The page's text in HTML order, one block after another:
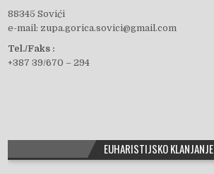
88345 Sovići
e-mail: zupa.gorica.sovici@gmail.com
Tel./Faks :
+387 39/670 – 294
EUHARISTIJSKO KLANJANJE